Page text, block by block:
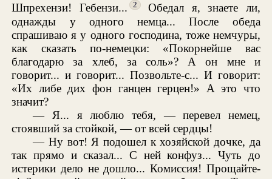
Шпрехензи! Гебензи...
2 Обедал я, знаете ли,
однажды у одного немца... После обеда
спрашиваю я у одного господина, тоже немчуры,
как сказать по-немецки: «Покорнейше вас
благодарю за хлеб, за соль»? А он мне и
говорит... и говорит... Позвольте-с... И говорит:
«Их либе дих фон ганцен герцен!» А это что
значит?
— Я... я люблю тебя, — перевел немец,
стоявший за стойкой, — от всей сердцы!
— Ну вот! Я подошел к хозяйской дочке, да
так прямо и сказал... С ней конфуз... Чуть до
истерики дело не дошло... Комиссия! Прощайте-